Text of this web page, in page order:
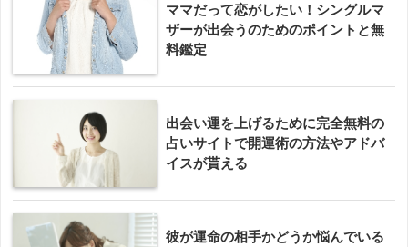
ママだって恋がしたい！シングルマ
ザーが出会うのためのポイントと無
料鑑定
出会い運を上げるために完全無料の
占いサイトで開運術の方法やアドバ
イスが貰える
彼が運命の相手かどうか悩んでいる